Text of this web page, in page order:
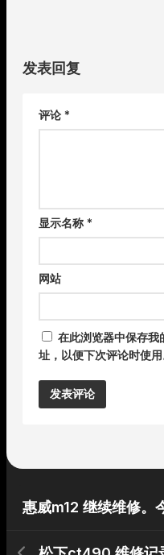
发表回复
评论 *
显示名称 *
网站
在此浏览器中保存我
址，以便下次评论时使用